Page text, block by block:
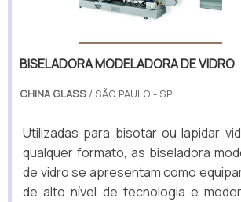
BISELADORA MODELADORA DE VIDRO
CHINA GLASS / SÃO PAULO - SP
Utilizadas para bisotar ou lapidar
qualquer formato, as biseladora
de vidro se apresentam como
de alto nível de tecnologia e